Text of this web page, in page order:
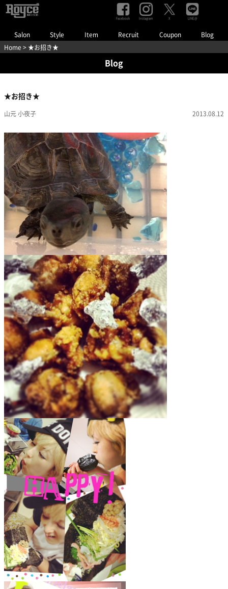
Salon Style Item Recruit Coupon Blog
Facebook Instagram X LINE@
Home > ★お招き★
Blog
★お招き★
山元 小夜子 2013.08.12